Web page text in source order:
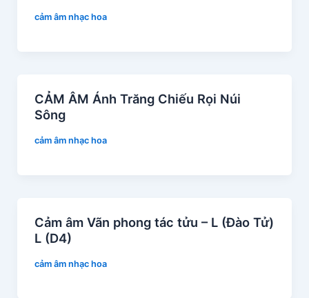
cảm âm nhạc hoa
CẢM ÂM Ánh Trăng Chiếu Rọi Núi
Sông
cảm âm nhạc hoa
Cảm âm Vãn phong tác tửu – L (Đào Tử)
L (D4)
cảm âm nhạc hoa